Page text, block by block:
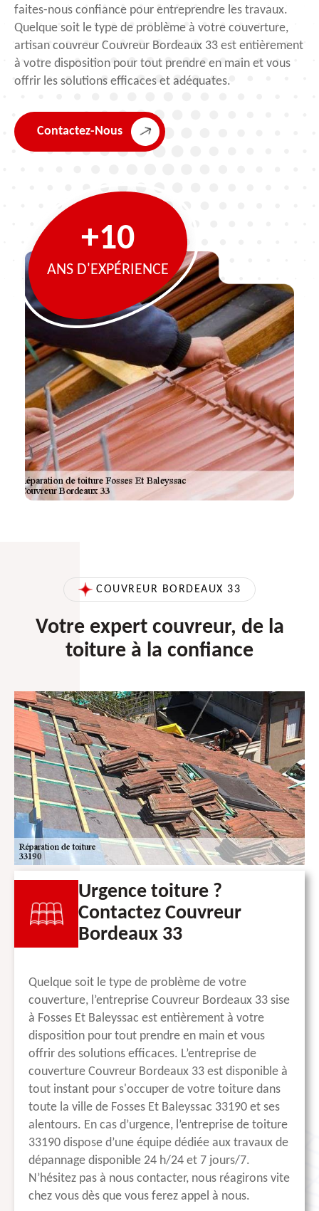
faites-nous confiance pour entreprendre les travaux.
Quelque soit le type de problème à votre couverture,
artisan couvreur Couvreur Bordeaux 33 est entièrement
à votre disposition pour tout prendre en main et vous
offrir les solutions efficaces et adéquates.
Contactez-Nous
+10
ANS D'EXPÉRIENCE
COUVREUR BORDEAUX 33
Votre expert couvreur, de la
toiture à la confiance
Urgence toiture ?
Contactez Couvreur
Bordeaux 33
Quelque soit le type de problème de votre
couverture, l’entreprise Couvreur Bordeaux 33 sise
à Fosses Et Baleyssac est entièrement à votre
disposition pour tout prendre en main et vous
offrir des solutions efficaces. L’entreprise de
couverture Couvreur Bordeaux 33 est disponible à
tout instant pour s'occuper de votre toiture dans
toute la ville de Fosses Et Baleyssac 33190 et ses
alentours. En cas d’urgence, l’entreprise de toiture
33190 dispose d’une équipe dédiée aux travaux de
dépannage disponible 24 h/24 et 7 jours/7.
N’hésitez pas à nous contacter, nous réagirons vite
chez vous dès que vous ferez appel à nous.